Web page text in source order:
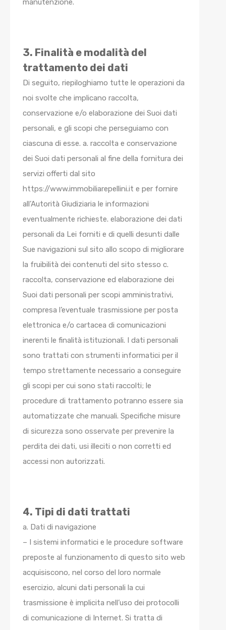
manutenzione.
3. Finalità e modalità del
trattamento dei dati
Di seguito, riepiloghiamo tutte le operazioni da
noi svolte che implicano raccolta,
conservazione e/o elaborazione dei Suoi dati
personali, e gli scopi che perseguiamo con
ciascuna di esse. a. raccolta e conservazione
dei Suoi dati personali al fine della fornitura dei
servizi offerti dal sito
https://www.immobiliarepellini.it e per fornire
all’Autorità Giudiziaria le informazioni
eventualmente richieste. elaborazione dei dati
personali da Lei forniti e di quelli desunti dalle
Sue navigazioni sul sito allo scopo di migliorare
la fruibilità dei contenuti del sito stesso c.
raccolta, conservazione ed elaborazione dei
Suoi dati personali per scopi amministrativi,
compresa l’eventuale trasmissione per posta
elettronica e/o cartacea di comunicazioni
inerenti le finalità istituzionali. I dati personali
sono trattati con strumenti informatici per il
tempo strettamente necessario a conseguire
gli scopi per cui sono stati raccolti; le
procedure di trattamento potranno essere sia
automatizzate che manuali. Specifiche misure
di sicurezza sono osservate per prevenire la
perdita dei dati, usi illeciti o non corretti ed
accessi non autorizzati.
4. Tipi di dati trattati
a. Dati di navigazione
– I sistemi informatici e le procedure software
preposte al funzionamento di questo sito web
acquisiscono, nel corso del loro normale
esercizio, alcuni dati personali la cui
trasmissione è implicita nell’uso dei protocolli
di comunicazione di Internet. Si tratta di